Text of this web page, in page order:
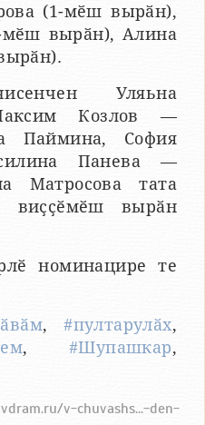
(1-мӗш вырӑн),
мӗш вырӑн), Алина
Уляьна
Козлов —
Паймина, София
Панева —
Матросова тата
виҫҫӗмӗш вырӑн
номинацире те
,#пултарулӑх,
, #Шупашкар,
v-chuvashs...-den-